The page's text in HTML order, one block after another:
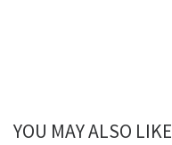
YOU MAY ALSO LIKE